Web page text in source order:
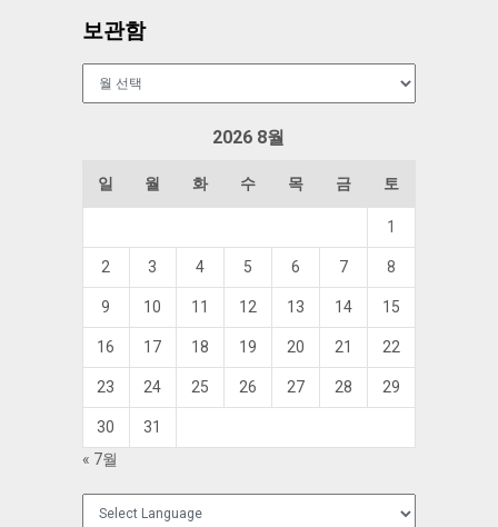
보관함
2026 8월
일 월 화 수 목 금 토
1
2 3 4 5 6 7 8
9 10 11 12 13 14 15
16 17 18 19 20 21 22
23 24 25 26 27 28 29
30
31
« 7월